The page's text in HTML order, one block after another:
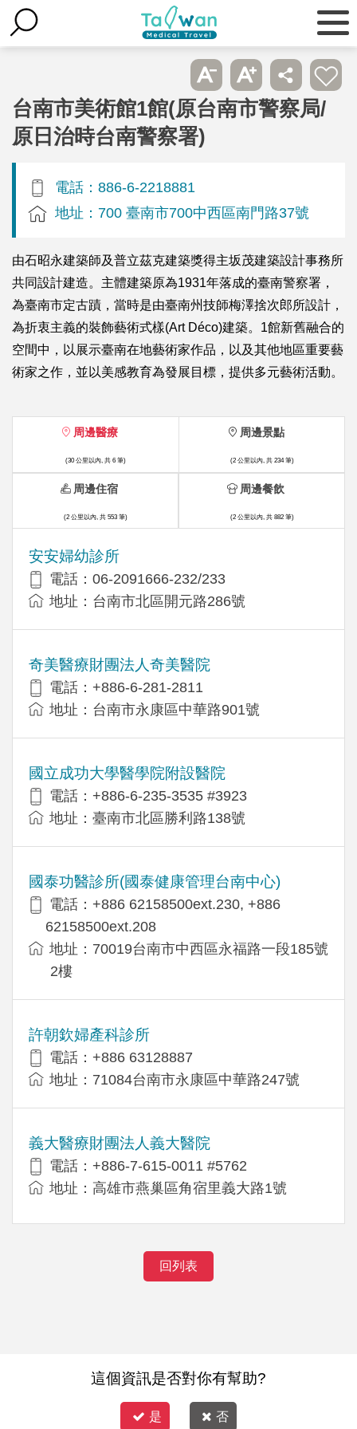
台南市美術館1館(原台南市警察局/
原日治時台南警察署)
電話：886-6-2218881
地址：700 臺南市700中西區南門路37號
由石昭永建築師及普立茲克建築獎得主坂茂建築設計事務所
共同設計建造。主體建築原為1931年落成的臺南警察署，
為臺南市定古蹟，當時是由臺南州技師梅澤捨次郎所設計，
為折衷主義的裝飾藝術式樣(Art Déco)建築。1館新舊融合的
空間中，以展示臺南在地藝術家作品，以及其他地區重要藝
術家之作，並以美感教育為發展目標，提供多元藝術活動。
周邊醫療
(30 公里以內, 共 6 筆)
安安婦幼診所
電話：06-2091666-232/233
地址：台南市北區開元路286號
奇美醫療財團法人奇美醫院
電話：+886-6-281-2811
地址：台南市永康區中華路901號
國立成功大學醫學院附設醫院
電話：+886-6-235-3535 #3923
地址：臺南市北區勝利路138號
國泰功醫診所(國泰健康管理台南中心)
電話：+886 62158500ext.230, +886
62158500ext.208
地址：70019台南市中西區永福路一段185號
2樓
許朝欽婦產科診所
電話：+886 63128887
地址：71084台南市永康區中華路247號
義大醫療財團法人義大醫院
電話：+886-7-615-0011 #5762
地址：高雄市燕巢區角宿里義大路1號
周邊景點
(2 公里以內, 共 234 筆)
周邊住宿
(2 公里以內, 共 553 筆)
周邊餐飲
(2 公里以內, 共 882 筆)
回列表
這個資訊是否對你有幫助?
是 否